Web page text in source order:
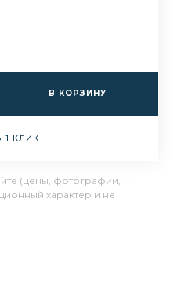
В КОРЗИНУ
1 КЛИК
(цены, фотографии,
характер и не